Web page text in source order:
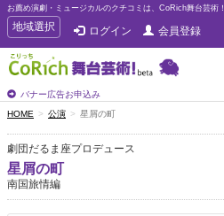
お薦め演劇・ミュージカルのクチコミは、CoRich舞台芸術！
T
o
g
g
e
n
a
v
i
g
a
地域選択 ログイン 会員登録
バナー広告お申込み
HOME 公演 星屑の町
劇団だるま座プロデュース
星屑の町
南国旅情編